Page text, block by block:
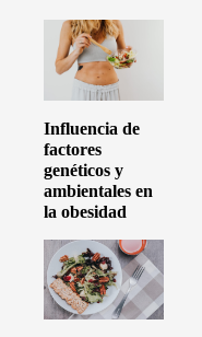
Influencia de
factores
genéticos y
ambientales en
la obesidad